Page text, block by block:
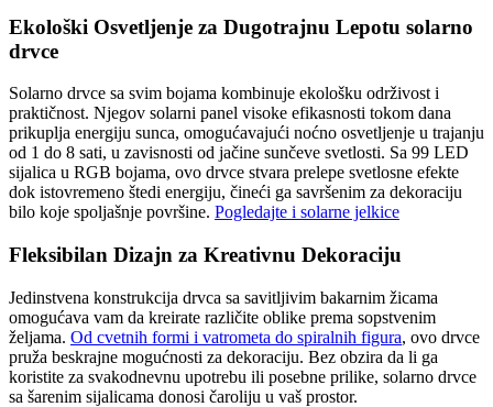
Ekološki Osvetljenje za Dugotrajnu Lepotu solarno
drvce
Solarno drvce sa svim bojama kombinuje ekološku održivost i
praktičnost. Njegov solarni panel visoke efikasnosti tokom dana
prikuplja energiju sunca, omogućavajući noćno osvetljenje u trajanju
od 1 do 8 sati, u zavisnosti od jačine sunčeve svetlosti. Sa 99 LED
sijalica u RGB bojama, ovo drvce stvara prelepe svetlosne efekte
dok istovremeno štedi energiju, čineći ga savršenim za dekoraciju
bilo koje spoljašnje površine. Pogledajte i solarne jelkice
Fleksibilan Dizajn za Kreativnu Dekoraciju
Jedinstvena konstrukcija drvca sa savitljivim bakarnim žicama
omogućava vam da kreirate različite oblike prema sopstvenim
željama. Od cvetnih formi i vatrometa do spiralnih figura, ovo drvce
pruža beskrajne mogućnosti za dekoraciju. Bez obzira da li ga
koristite za svakodnevnu upotrebu ili posebne prilike, solarno drvce
sa šarenim sijalicama donosi čaroliju u vaš prostor.